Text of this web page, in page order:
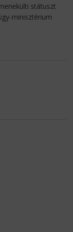
státuszt
minisztérium